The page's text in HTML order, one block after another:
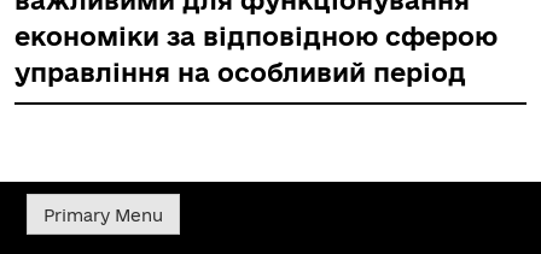
економіки за відповідною сферою
управління на особливий період
Primary Menu